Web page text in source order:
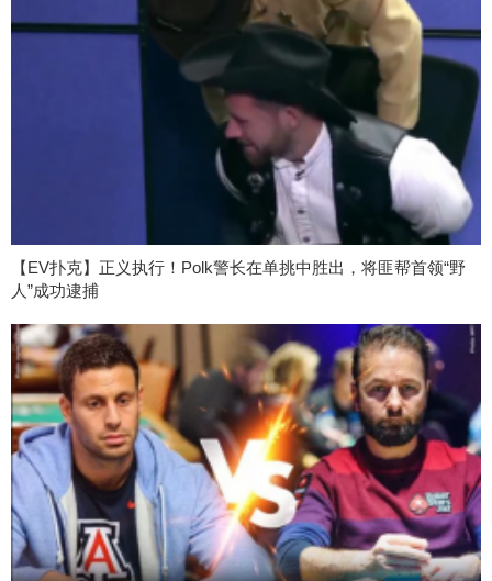
【EV扑克】正义执行！Polk警长在单挑中胜出，将匪帮首领“野
人”成功逮捕